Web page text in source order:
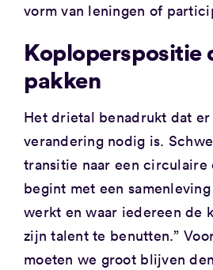
vorm van leningen of
Koploperspositie
pakken
Het drietal benadrukt dat
verandering nodig is.
transitie naar een circulaire
begint met een
werkt en waar iedereen de
zijn talent te benutten.”
moeten we groot blijven